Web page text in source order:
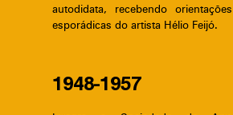
autodidata, recebendo orientações
esporádicas do artista Hélio Feijó.
1948-1957